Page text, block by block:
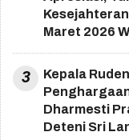
Kesejahteran
Maret 2026
3
Kepala
Dharmesti
Deteni Sri